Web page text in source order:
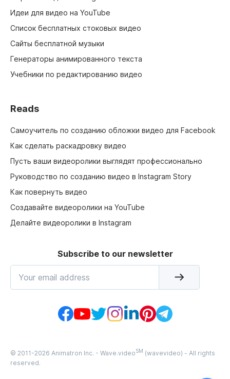
Идеи для видео на YouTube
Список бесплатных стоковых видео
Сайты бесплатной музыки
Генераторы анимированного текста
Учебники по редактированию видео
Reads
Самоучитель по созданию обложки видео для Facebook
Как сделать раскадровку видео
Пусть ваши видеоролики выглядят профессионально
Руководство по созданию видео в Instagram Story
Как повернуть видео
Создавайте видеоролики на YouTube
Делайте видеоролики в Instagram
Subscribe to our newsletter
© 2011-2026 Animatron Inc. - Wave.videoSM (wavevideo) - All rights
reserved.